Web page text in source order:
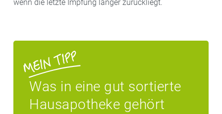
wenn die letzte Impfung länger zurückliegt.
Was in eine gut sortierte
Hausapotheke gehört